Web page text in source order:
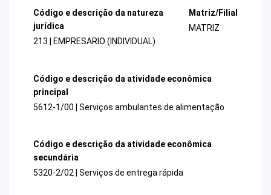
Código e descrição da natureza
jurídica
213 | EMPRESARIO (INDIVIDUAL)
Matriz/Filial
MATRIZ
Código e descrição da atividade econômica
principal
5612-1/00 | Serviços ambulantes de alimentação
Código e descrição da atividade econômica
secundária
5320-2/02 | Serviços de entrega rápida